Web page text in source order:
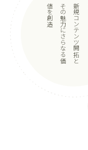
新
規
コ
ン
テ
ン
ツ
開
拓
と
そ
の
魅
力
に
さ
ら
な
る
価
値
を
創
造